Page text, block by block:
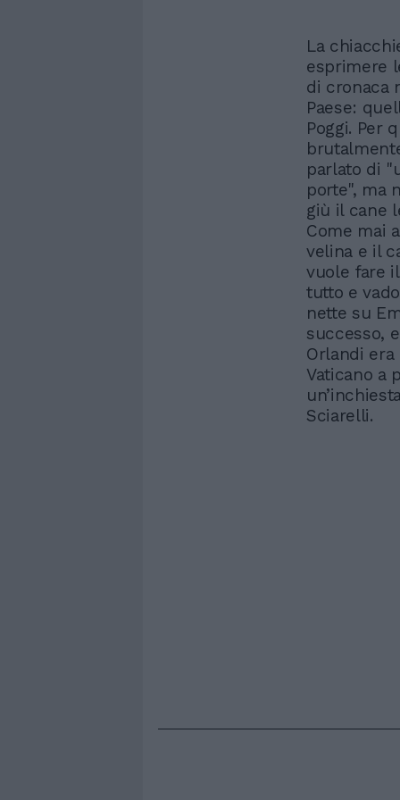
La
esprimere
di cronaca
Paese:
Poggi. Per
parlato di
porte", ma
giù il cane
Come mai
velina e il
vuole fare
tutto e
nette su
successo,
Orlandi era
Vaticano a
Sciarelli.